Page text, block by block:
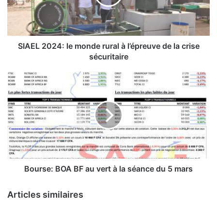
2
0
2
4
m
o
n
d
e
r
u
r
a
’
SIAEL 2024: le monde rural à l’épreuve de la crise
sécuritaire
B
o
u
r
s
e
:
B
O
a
Bourse: BOA BF au vert à la séance du 5 mars
Articles similaires